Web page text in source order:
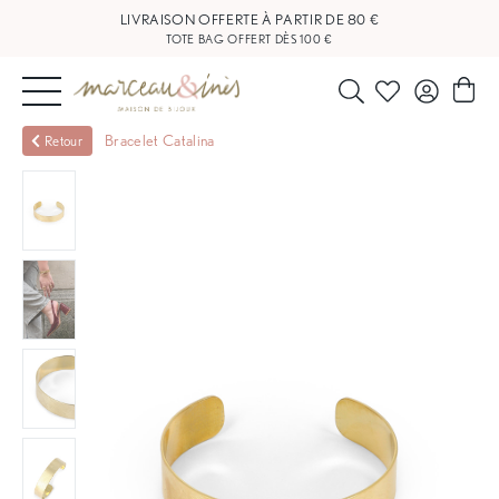
LIVRAISON OFFERTE À PARTIR DE 80 €
TOTE BAG OFFERT DÈS 100 €
NOUVEAUTÉS
OUTLET
BLOG
NOS
BOUTIQUES
FAQ
Retour Bracelet Catalina